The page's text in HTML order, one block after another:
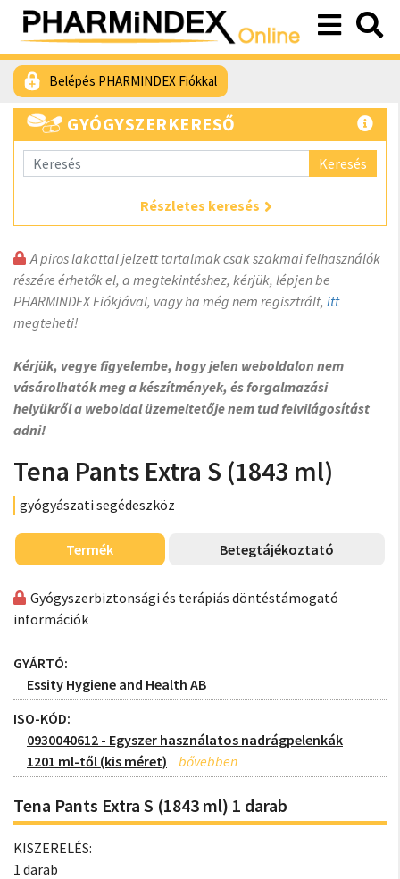
Belépés PHARMINDEX Fiókkal
GYÓGYSZERKERESŐ
Keresés
Részletes keresés
A piros lakattal jelzett tartalmak csak szakmai felhasználók
részére érhetők el, a megtekintéshez, kérjük, lépjen be
PHARMINDEX Fiókjával, vagy ha még nem regisztrált, itt
megteheti!
Kérjük, vegye figyelembe, hogy jelen weboldalon nem
vásárolhatók meg a készítmények, és forgalmazási
helyükről a weboldal üzemeltetője nem tud felvilágosítást
adni!
Tena Pants Extra S (1843 ml)
gyógyászati segédeszköz
Termék Betegtájékoztató
Gyógyszerbiztonsági és terápiás döntéstámogató
információk
GYÁRTÓ:
Essity Hygiene and Health AB
ISO-KÓD:
0930040612 - Egyszer használatos nadrágpelenkák
1201 ml-től (kis méret)
Tena Pants Extra S (1843 ml) 1 darab
KISZERELÉS:
1 darab